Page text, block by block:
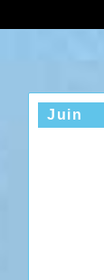
Juin